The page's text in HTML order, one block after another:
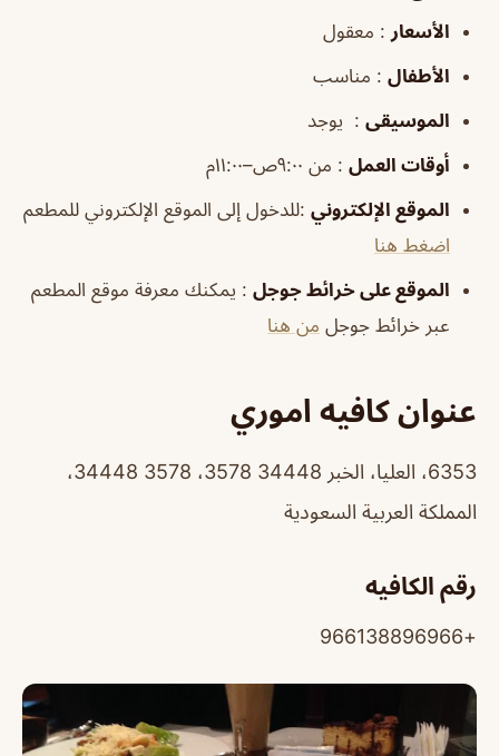
الأسعار : معقول
الأطفال : مناسب
الموسيقى : يوجد
أوقات العمل : من ٩:٠٠ص–١١:٠٠م
الموقع الإلكتروني :للدخول إلى الموقع الإلكتروني للمطعم
اضغط هنا
الموقع على خرائط جوجل : يمكنك معرفة موقع المطعم
عبر خرائط جوجل من هنا
عنوان كافيه اموري
6353، العليا، الخبر 34448 3578، 34448 3578،
المملكة العربية السعودية
رقم الكافيه
+966138896966